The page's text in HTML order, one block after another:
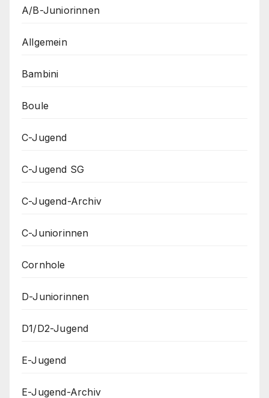
A/B-Juniorinnen
Allgemein
Bambini
Boule
C-Jugend
C-Jugend SG
C-Jugend-Archiv
C-Juniorinnen
Cornhole
D-Juniorinnen
D1/D2-Jugend
E-Jugend
E-Jugend-Archiv